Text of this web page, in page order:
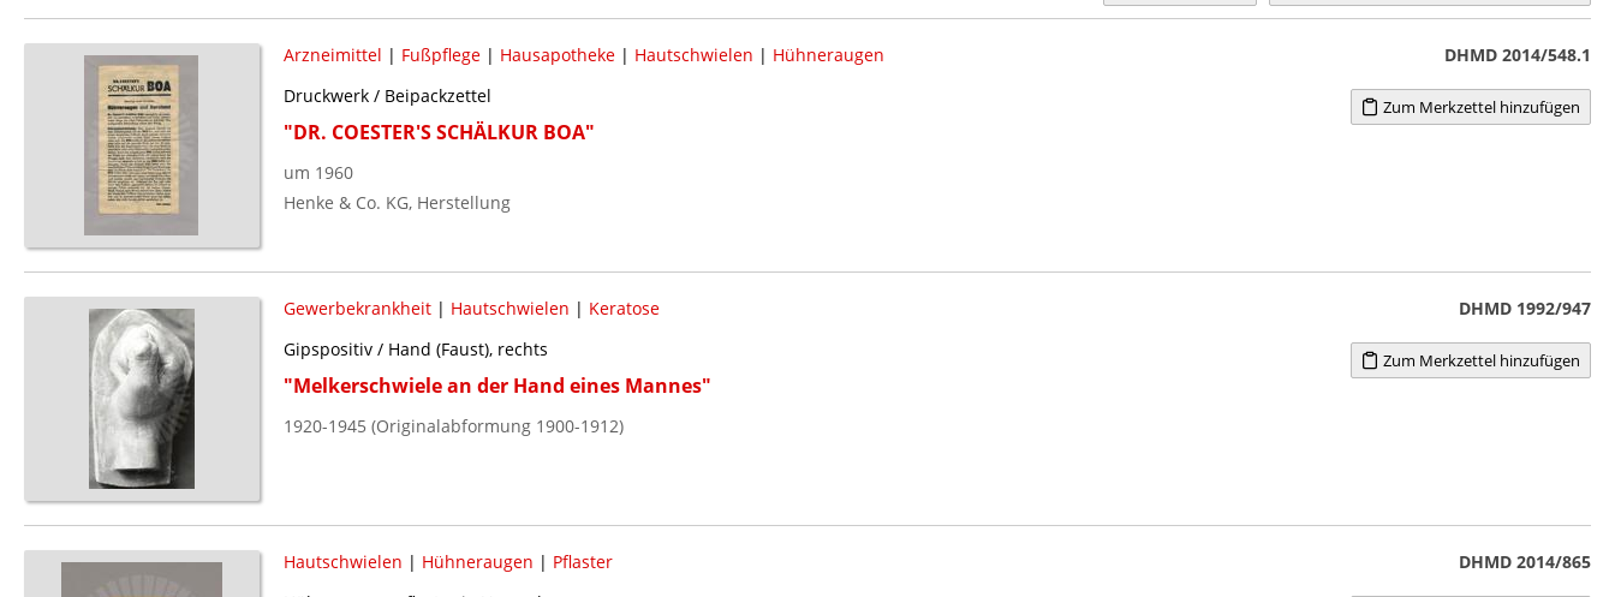
Arzneimittel | Fußpflege| Hausapotheke| Hautschwielen | Hühneraugen
Druckwerk / Beipackzettel
"DR. COESTER'S SCHÄLKUR BOA"
um 1960
Henke & Co. KG, Herstellung
DHMD 2014/548.1
Zum Merkzettel hinzufügen
Gewerbekrankheit| Hautschwielen | Keratose
Gipspositiv / Hand (Faust), rechts
"Melkerschwiele an der Hand eines Mannes"
1920-1945 (Originalabformung 1900-1912)
DHMD 1992/947
Zum Merkzettel hinzufügen
Hautschwielen | Hühneraugen | Pflaster
DHMD 2014/865